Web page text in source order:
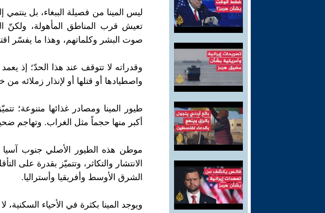
ليس المينا من فصيلة الببغاء، بل
تعيش قرب المناطق المأهولة، ولكنّ
صوت البشر وكلماتهم، وهذا ما يفسّر
وقدراته لا تتوقف عند هذا الحدّ؛ إذ
واصطيادها أو قتلها أو لإنذار زملائه
طيور المينا ومصادر غذائها متنوعة؛
أكبر منها حجماً مثل الغراب. وتهاجم
موطن هذه الطيور الأصلي جنوب آسيا
الانتشار والتكاثر، وتتميّز بقدرة على
الشرق الأوسط وأفريقيا وأستراليا.
ويوجد المينا بكثرة في الأحياء